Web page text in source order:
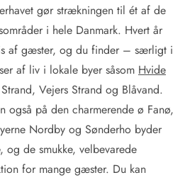
gør strækningen til ét af de
i hele Danmark. Hvert år
af gæster, og du finder – særligt i
af liv i lokale byer såsom Hvide
Vejers Strand og Blåvand.
også på den charmerende ø Fanø,
Nordby og Sønderho byder
de smukke, velbevarede
for mange gæster. Du kan